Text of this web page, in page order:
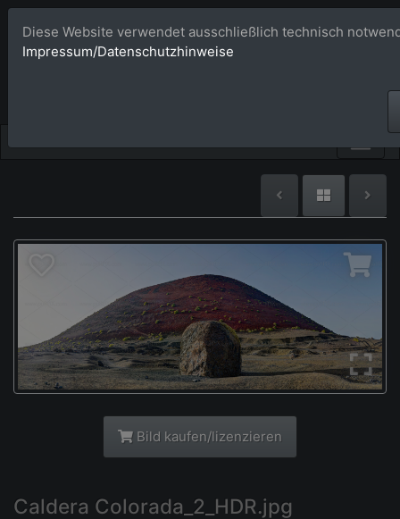
Bildagentur
Bild kaufen/lizenzieren
Caldera Colorada_2_HDR.jpg
Diese Website verwendet ausschließlich technisch
Impressum/Datenschutzhinweise